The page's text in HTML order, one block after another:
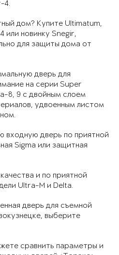
4.
дом? Купите Ultimatum,
новинку Snegir,
для защиты дома от
дверь для
на серии Super
8, 9 с двойным слоем
удвоенным листом
входную дверь по приятной
Sigma или защитная
и по приятной
Ultra-M и Delta.
дверь для съемной
выберите
сравнить параметры и